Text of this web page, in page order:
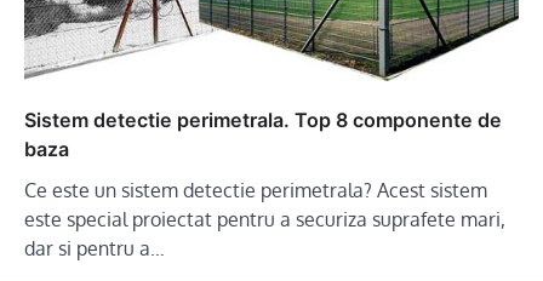
Sistem detectie perimetrala. Top 8 componente de
baza
Ce este un sistem detectie perimetrala? Acest sistem
este special proiectat pentru a securiza suprafete mari,
dar si pentru a…